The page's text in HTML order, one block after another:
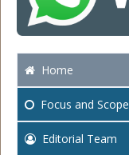
Home
Focus and Scope
Editorial Team